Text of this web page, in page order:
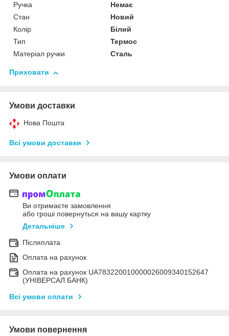
Ручка
Немає
Стан
Новий
Колір
Білий
Тип
Термос
Матеріал ручки
Сталь
Приховати
Умови доставки
Нова Пошта
Всі умови доставки
Умови оплати
Ви отримаєте замовлення
або гроші повернуться на вашу картку
Детальніше
Післяплата
Оплата на рахунок
Оплата на рахунок UA783220010000026009340152647
(УНІВЕРСАЛ БАНК)
Всі умови оплати
Умови повернення